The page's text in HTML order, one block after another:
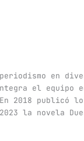
en
el
2018
la novela